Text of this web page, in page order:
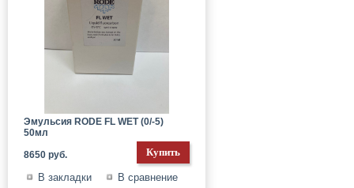
Эмульсия RODE FL WET (0/-5)
50мл
8650 руб.
В закладки В сравнение